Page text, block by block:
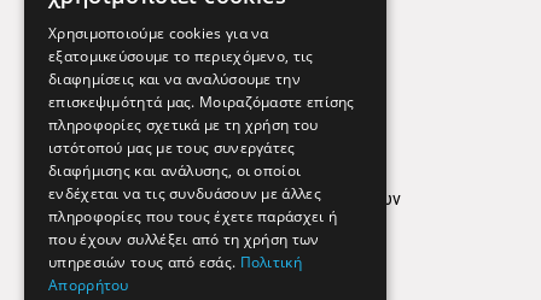
Εφημερεύοντα Φαρμακεία
Απόρρητο
Όροι Χρήσης
Πολιτική προστασίας δεδομένων
Findhere
Χρησιμοποιούμε cookies για να
εξατομικεύσουμε το περιεχόμενο, τις
διαφημίσεις και να αναλύσουμε την
επισκεψιμότητά μας. Μοιραζόμαστε επίσης
πληροφορίες σχετικά με τη χρήση του
ιστότοπού μας με τους συνεργάτες
διαφήμισης και ανάλυσης, οι οποίοι
ενδέχεται να τις συνδυάσουν με άλλες
πληροφορίες που τους έχετε παράσχει ή
που έχουν συλλέξει από τη χρήση των
υπηρεσιών τους από εσάς. Πολιτική
Απορρήτου